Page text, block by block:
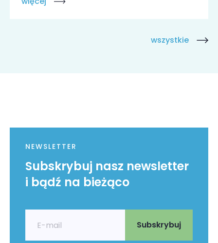
wszystkie
NEWSLETTER
Subskrybuj nasz newsletter
i bądź na bieżąco